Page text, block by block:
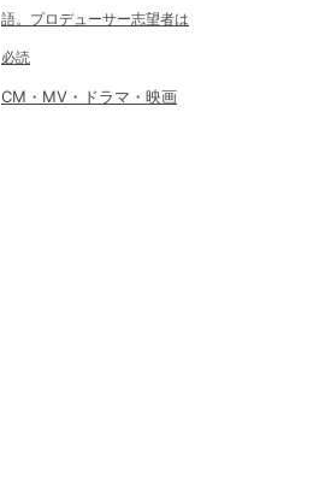
語。プロデューサー志望者は
必読
CM・MV・ドラマ・映画